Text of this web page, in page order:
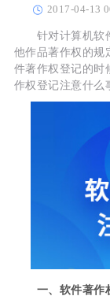
2017-04-13
针对计算机软件
他作品著作权的规
件著作权登记的时
作权登记注意什么
一、软件著作